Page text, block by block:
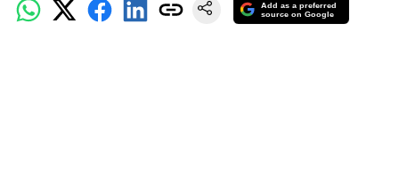
Add as a preferred
source on Google